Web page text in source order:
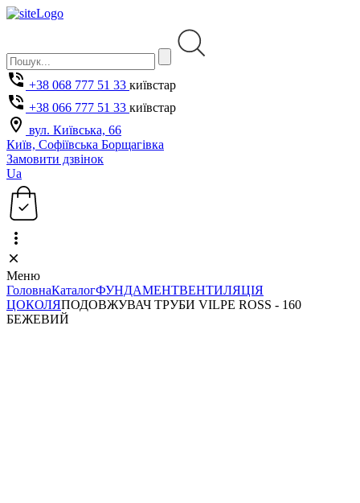
+38 068 777 51 33 київстар
+38 066 777 51 33 київстар
вул. Київська, 66
Київ, Софіївська Борщагівка
Замовити дзвінок
Ua
Меню
ГоловнаКаталогФУНДАМЕНТВЕНТИЛЯЦІЯ
ЦОКОЛЯПОДОВЖУВАЧ ТРУБИ VILPE ROSS - 160
БЕЖЕВИЙ